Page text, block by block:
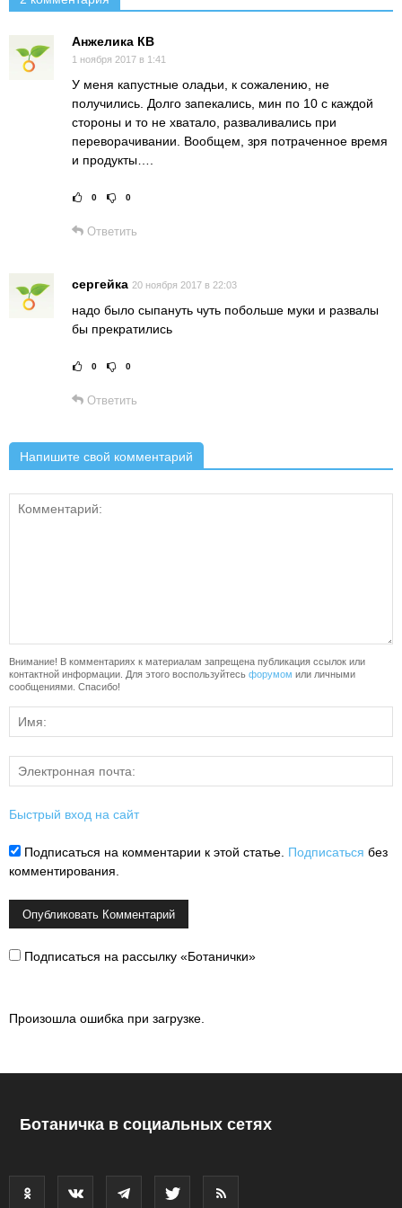
Анжелика КВ
1 ноября 2017 в 1:41
У меня капустные оладьи, к сожалению, не
получились. Долго запекались, мин по 10 с каждой
стороны и то не хватало, разваливались при
переворачивании. Вообщем, зря потраченное время
и продукты….
Рейтинг статьи:
0 0
Ответить
сергейка 20 ноября 2017 в 22:03
надо было сыпануть чуть побольше муки и развалы
бы прекратились
Рейтинг статьи:
0 0
Ответить
Напишите свой комментарий
Внимание! В комментариях к материалам запрещена публикация ссылок или
контактной информации. Для этого воспользуйтесь форумом или личными
сообщениями. Спасибо!
Быстрый вход на сайт
Подписаться на комментарии к этой статье. Подписаться без
комментирования.
Подписаться на рассылку «Ботанички»
Произошла ошибка при загрузке.
Ботаничка в социальных сетях